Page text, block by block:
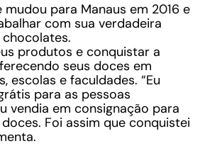
mudou para Manaus em 2016 e
com sua verdadeira
produtos e conquistar a
seus doces em
escolas e faculdades. “Eu
para as pessoas
vendia em consignação para
Foi assim que conquistei